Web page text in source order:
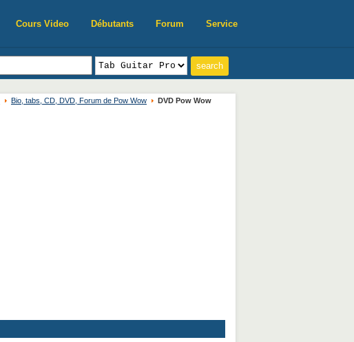
Cours Video Débutants Forum Service
Bio, tabs, CD, DVD, Forum de Pow Wow DVD Pow Wow